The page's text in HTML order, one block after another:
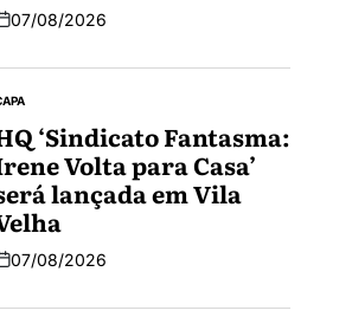
07/08/2026
‘Sindicato Fantasma:
Volta para Casa’
lançada em Vila
07/08/2026